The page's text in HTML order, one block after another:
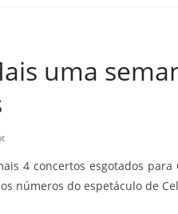
uma
4 concertos esgotados para
números do espetáculo de